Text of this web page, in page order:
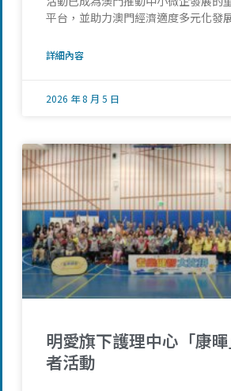
平台，並助力澳門經濟適度多元化發
詳細內容
2026 年 8 月 5 日
明愛旗下護理中心「康
者活動